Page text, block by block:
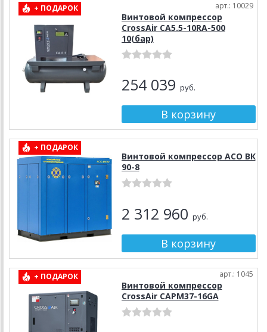
+ ПОДАРОК арт.: 10029
Винтовой компрессор
CrossAir CA5.5-10RA-500
10(бар)
254 039 руб.
+ ПОДАРОК
Винтовой компрессор АСО ВК
90-8
2 312 960 руб.
+ ПОДАРОК арт.: 1045
Винтовой компрессор
CrossAir CAPМ37-16GA